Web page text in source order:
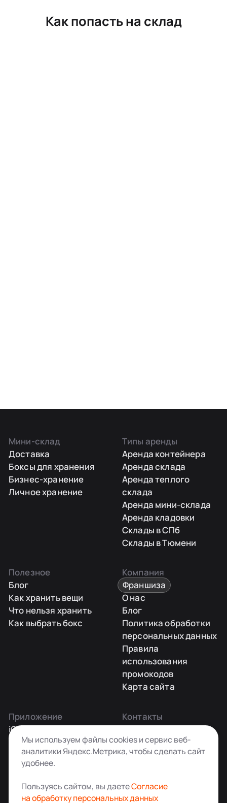
Как попасть на склад
Мини-склад
Доставка
Боксы для хранения
Бизнес-хранение
Личное хранение
Типы аренды
Аренда контейнера
Аренда склада
Аренда теплого
склада
Аренда мини-склада
Аренда кладовки
Склады в СПб
Склады в Тюмени
Полезное
Блог
Как хранить вещи
Что нельзя хранить
Как выбрать бокс
Компания
Франшиза
О нас
Блог
Политика обработки
персональных данных
Правила
использования
промокодов
Карта сайта
Приложение
iOS
Android
Контакты
Заказать звонок
+7 495 181-55-45
info@kladovkin.ru
Мы используем файлы cookies и сервис веб-
аналитики Яндекс.Метрика, чтобы сделать сайт
удобнее.
Пользуясь сайтом, вы даетеСогласие
на обработку персональных данных